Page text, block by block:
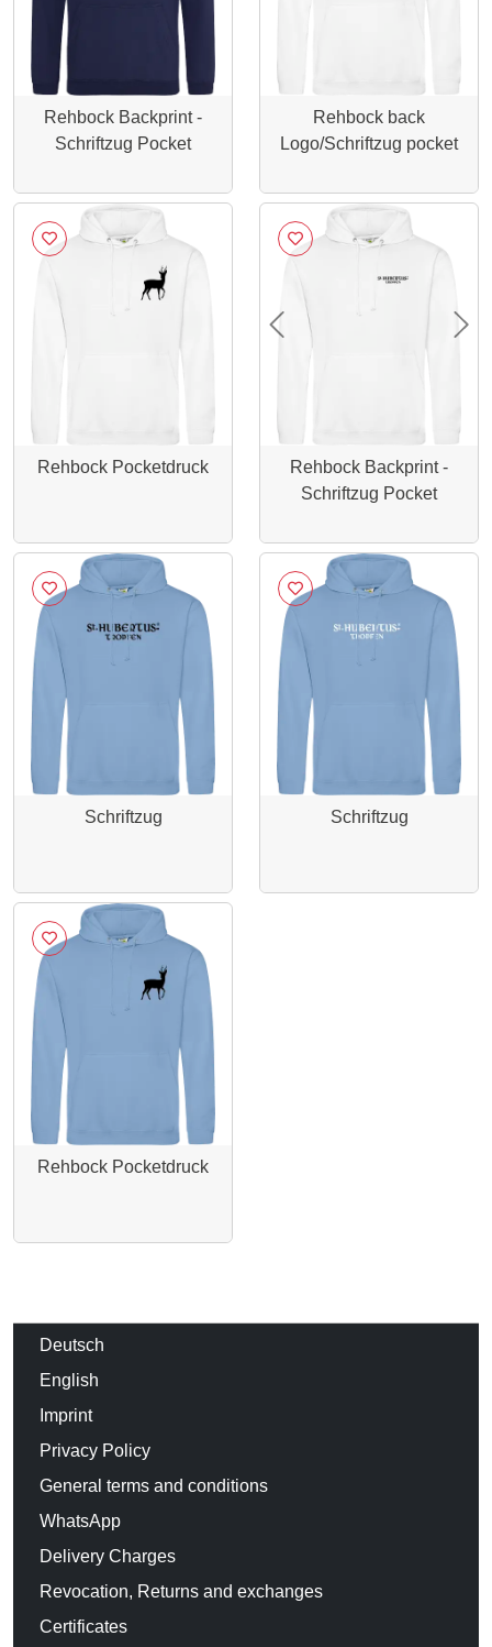
Rehbock Backprint -
Schriftzug Pocket
Rehbock back
Logo/Schriftzug pocket
Rehbock Pocketdruck
Previous
Rehbock Backprint -
Schriftzug Pocket
Schriftzug Schriftzug
Rehbock Pocketdruck
Deutsch
English
Imprint
Privacy Policy
General terms and conditions
WhatsApp
Delivery Charges
Revocation, Returns and exchanges
Certificates